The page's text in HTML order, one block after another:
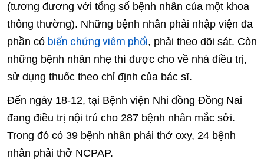
(tương đương với tổng số bệnh nhân của một khoa
thông thường). Những bệnh nhân phải nhập viện đa
phần có biến chứng viêm phổi, phải theo dõi sát. Còn
những bệnh nhân nhẹ thì được cho về nhà điều trị,
sử dụng thuốc theo chỉ định của bác sĩ.
Đến ngày 18-12, tại Bệnh viện Nhi đồng Đồng Nai
đang điều trị nội trú cho 287 bệnh nhân mắc sởi.
Trong đó có 39 bệnh nhân phải thở oxy, 24 bệnh
nhân phải thở NCPAP.